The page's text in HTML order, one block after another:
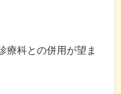
療科との併用が望ま